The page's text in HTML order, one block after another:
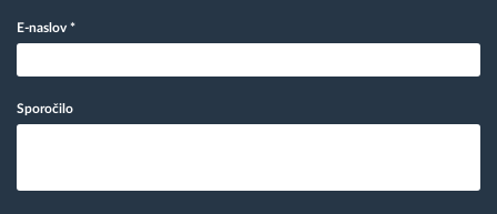
E-naslov *
Sporočilo